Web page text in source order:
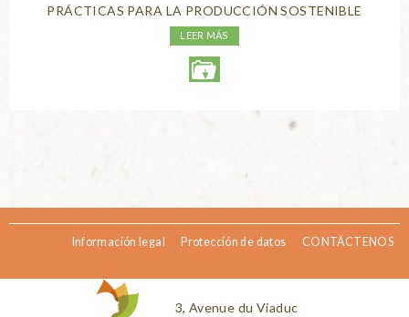
PRÁCTICAS PARA LA PRODUCCIÓN SOSTENIBLE
LEER MÁS
Información legal Protección de datos CONTÁCTENOS
3, Avenue du Viaduc